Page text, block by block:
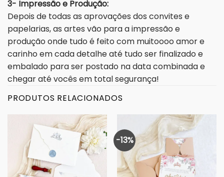
3- Impressão e Produção:
Depois de todas as aprovações dos convites e
papelarias, as artes vão para a impressão e
produção onde tudo é feito com muitoooo amor e
carinho em cada detalhe até tudo ser finalizado e
embalado para ser postado na data combinada e
chegar até vocês em total segurança!
PRODUTOS RELACIONADOS
-13%